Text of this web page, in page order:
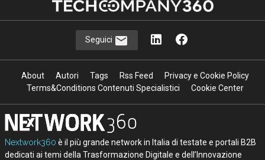
Seguici
About Autori Tags Rss Feed
Privacy e Cookie Policy
Terms&Conditions Contenuti Specialistici
Cookie Center
Nextwork360 è il più grande network in Italia di testate e portali B2B
dedicati ai temi della Trasformazione Digitale e dell’Innovazione